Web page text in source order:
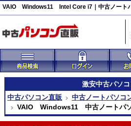
VAIO Windows11 Intel Core i7｜中古ノート
激安中古パソ
中古パソコン直販
中古ノートパソコ
VAIO Windows11 中古ノートパ